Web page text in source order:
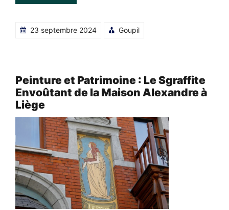
23 septembre 2024 Goupil
Peinture et Patrimoine : Le Sgraffite
Envoûtant de la Maison Alexandre à
Liège